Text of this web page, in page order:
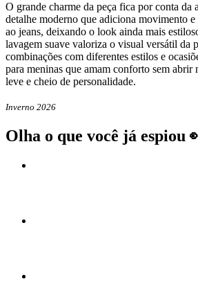
O grande charme da peça fica por conta da
detalhe moderno que adiciona movimento
ao jeans, deixando o look ainda mais
lavagem suave valoriza o visual versátil da
combinações com diferentes estilos e
para meninas que amam conforto sem abrir
leve e cheio de personalidade.
Inverno 2026
Olha o que você já espiou